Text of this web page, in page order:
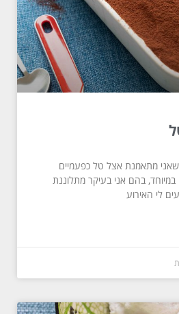
מתאמנת אצל טל כפעמיים
במיוחד, בהם אני בעיקר מתלוננת
לי האירוע